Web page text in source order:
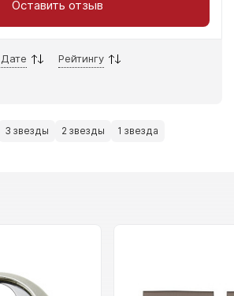
Оставить отзыв
Дате
Рейтингу
3 звезды 2 звезды 1 звезда